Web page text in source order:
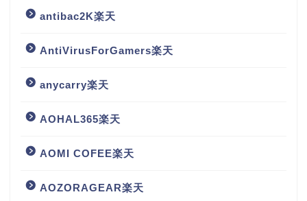
antibac2K楽天
AntiVirusForGamers楽天
anycarry楽天
AOHAL365楽天
AOMI COFEE楽天
AOZORAGEAR楽天